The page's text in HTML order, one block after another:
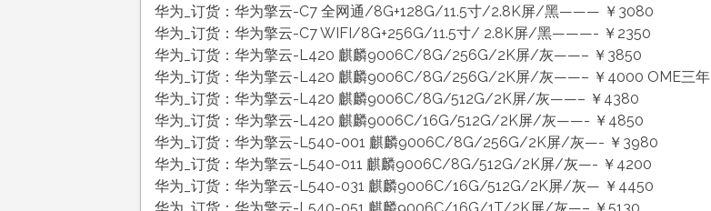
华为_订货：华为擎云-C7 全网通/8G+128G/11.5寸/2.8K屏/黑——— ￥3080
华为_订货：华为擎云-C7 WIFI/8G+256G/11.5寸/ 2.8K屏/黑———- ￥2350
华为_订货：华为擎云-L420 麒麟9006C/8G/256G/2K屏/灰——– ￥3850
华为_订货：华为擎云-L420 麒麟9006C/8G/256G/2K屏/灰——– ￥4000 OME三年
华为_订货：华为擎云-L420 麒麟9006C/8G/512G/2K屏/灰——– ￥4380
华为_订货：华为擎云-L420 麒麟9006C/16G/512G/2K屏/灰——- ￥4850
华为_订货：华为擎云-L540-001 麒麟9006C/8G/256G/2K屏/灰—- ￥3980
华为_订货：华为擎云-L540-011 麒麟9006C/8G/512G/2K屏/灰—- ￥4200
华为_订货：华为擎云-L540-031 麒麟9006C/16G/512G/2K屏/灰— ￥4450